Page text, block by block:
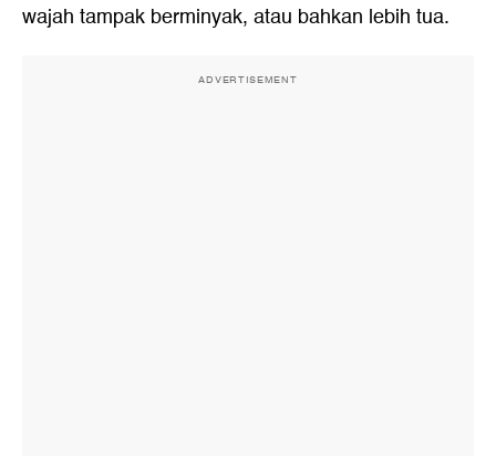
wajah tampak berminyak, atau bahkan lebih tua.
ADVERTISEMENT